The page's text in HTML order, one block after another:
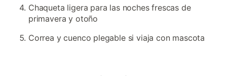
Chaqueta ligera para las noches frescas de
primavera y otoño
Correa y cuenco plegable si viaja con mascota